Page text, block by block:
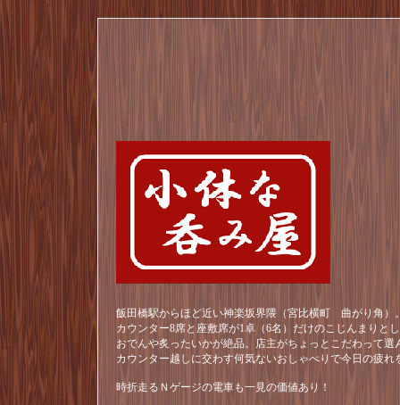
飯田橋駅からほど近い神楽坂界隈（宮比横町 曲がり角）
カウンター8席と座敷席が1卓（6名）だけのこじんまりと
おでんや炙ったいかが絶品。店主がちょっとこだわって
カウンター越しに交わす何気ないおしゃべりで今日の疲れ
時折走るＮゲージの電車も一見の価値あり！